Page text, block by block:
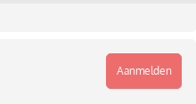
Aanmelden